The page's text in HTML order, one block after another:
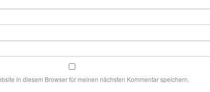
in diesem Browser für meinen nächsten Kommentar speichern.